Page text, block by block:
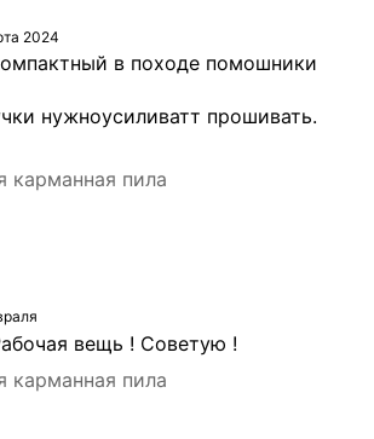
2024
в походе помошники
нужноусиливатт прошивать.
карманная пила
вещь ! Советую !
карманная пила